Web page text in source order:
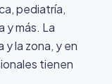
pediatría,
y más. La
la zona, y en
tienen